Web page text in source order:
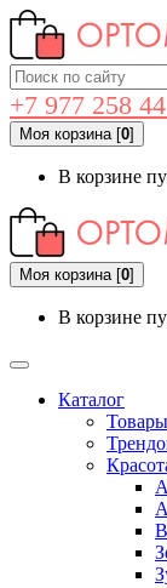
+7 977 258
Моя корзина[0]
В корзине
Моя корзина[0]
В корзине
Каталог